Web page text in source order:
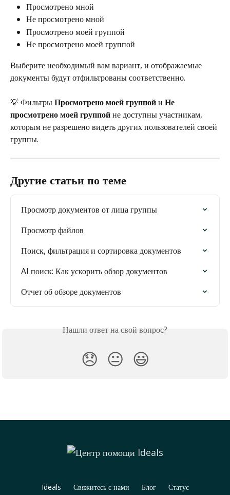
Просмотрено мной
Не просмотрено мной
Просмотрено моей группой
Не просмотрено моей группой
Выберите необходимый вам вариант, и отображаемые
документы будут отфильтрованы соответственно.
💡 Фильтры Просмотрено моей группой и Не
просмотрено моей группой не доступны участникам,
которым не разрешено видеть других пользователей своей
группы.
Другие статьи по теме
Просмотр документов от лица группы
Просмотр файлов
Поиск, фильтрация и сортировка документов
AI поиск: Как ускорить обзор документов
Отчет об обзоре документов
Нашли ответ на свой вопрос?
😞 😐 😃
Ideals Свяжитесь с нами Блог Статус